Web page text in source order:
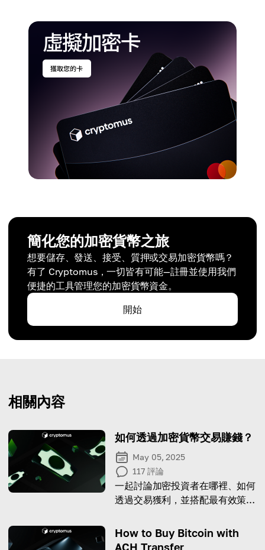
簡化您的加密貨幣之旅
想要儲存、發送、接受、質押或交易加密貨幣嗎？
有了 Cryptomus，一切皆有可能—註冊並使用我們
便捷的工具管理您的加密貨幣資金。
開始
相關內容
如何透過加密貨幣交易賺錢？
May 05, 2025
117 評論
一起討論加密投資者在哪裡、如何
透過交易獲利，並搭配最有效策
How to Buy Bitcoin with
ACH Transfer